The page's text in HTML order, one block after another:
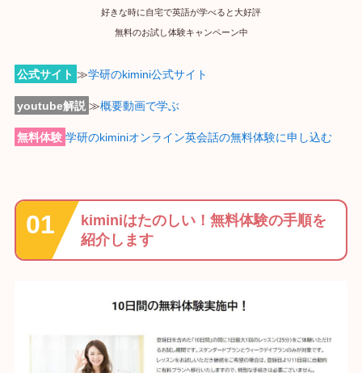
好きな時に自宅で英語が学べると大好評
無料のお試し体験キャンペーン中
公式サイト ≫学研のkimini公式サイト
youtube解説 ≫概要動画で学ぶ
無料体験 学研のkiminiオンライン英会話の無料体験に申し込む
kiminiはたのしい！無料体験の手順を
紹介します